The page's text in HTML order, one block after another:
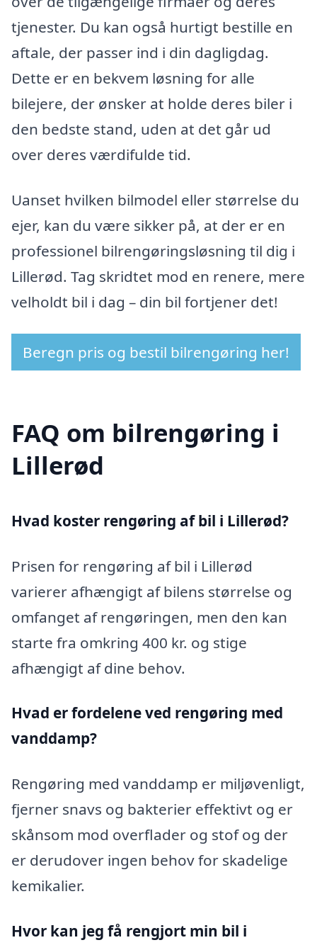
tjenester. Du kan også hurtigt bestille en
aftale, der passer ind i din dagligdag.
Dette er en bekvem løsning for alle
bilejere, der ønsker at holde deres biler i
den bedste stand, uden at det går ud
over deres værdifulde tid.
Uanset hvilken bilmodel eller størrelse du
ejer, kan du være sikker på, at der er en
professionel bilrengøringsløsning til dig i
Lillerød. Tag skridtet mod en renere, mere
velholdt bil i dag – din bil fortjener det!
Beregn pris og bestil bilrengøring her!
FAQ om bilrengøring i
Lillerød
Hvad koster rengøring af bil i Lillerød?
Prisen for rengøring af bil i Lillerød
varierer afhængigt af bilens størrelse og
omfanget af rengøringen, men den kan
starte fra omkring 400 kr. og stige
afhængigt af dine behov.
Hvad er fordelene ved rengøring med
vanddamp?
Rengøring med vanddamp er miljøvenligt,
fjerner snavs og bakterier effektivt og er
skånsom mod overflader og stof og der
er derudover ingen behov for skadelige
kemikalier.
Hvor kan jeg få rengjort min bil i